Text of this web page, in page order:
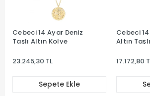
Cebeci 14 Ayar Deniz
Taşlı Altın Kolye
23.245,30 TL
Sepete Ekle
Cebeci
Altın
17.172,80